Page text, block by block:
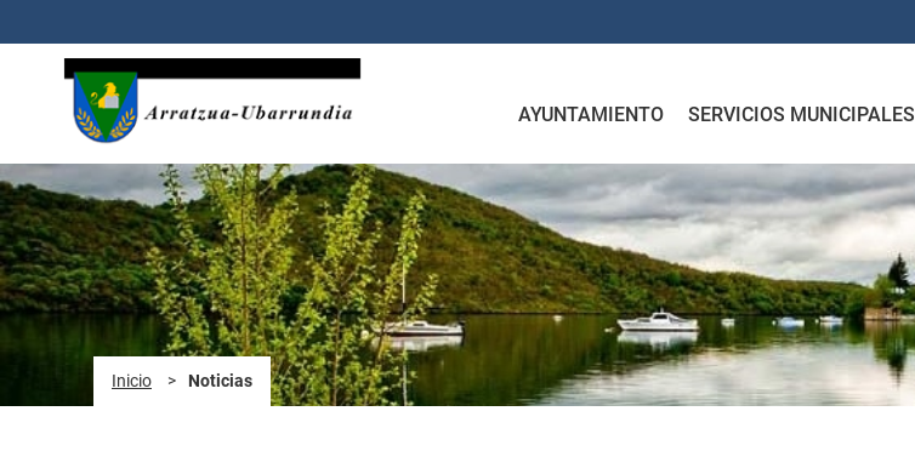
AYUNTAMIENTO SERVICIOS MUNICIPALES
Inicio > Noticias